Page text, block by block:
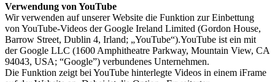
Verwendung von YouTube
Wir verwenden auf unserer Website die Funktion zur Einbettung
von YouTube-Videos der Google Ireland Limited (Gordon House,
Barrow Street, Dublin 4, Irland; „YouTube“).YouTube ist ein mit
der Google LLC (1600 Amphitheatre Parkway, Mountain View, CA
94043, USA; “Google”) verbundenes Unternehmen.
Die Funktion zeigt bei YouTube hinterlegte Videos in einem iFrame